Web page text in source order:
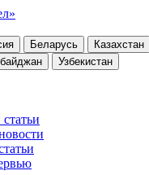
Беларусь Казахстан
Узбекистан